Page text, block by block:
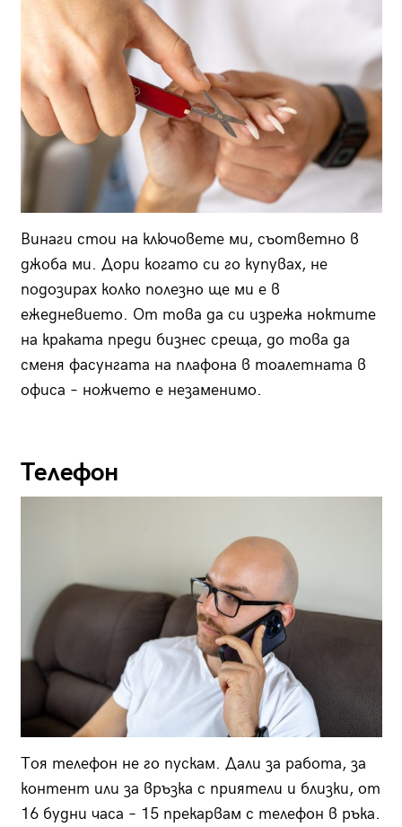
Винаги стои на ключовете ми, съответно в
джоба ми. Дори когато си го купувах, не
подозирах колко полезно ще ми е в
ежедневието. От това да си изрежа ноктите
на краката преди бизнес среща, до това да
сменя фасунгата на плафона в тоалетната в
офиса – ножчето е незаменимо.
Телефон
Тоя телефон не го пускам. Дали за работа, за
контент или за връзка с приятели и близки, от
16 будни часа – 15 прекарвам с телефон в ръка.